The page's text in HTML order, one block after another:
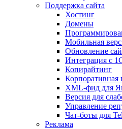
Поддержка сайта
Хостинг
Домены
Мобильная
Обновление
Интеграция с
Копирайтинг
Корпоративная
XML-фид для
Версия для
Управление
Чат-боты для
Реклама